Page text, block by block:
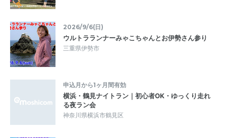
2026/9/6(日)
ウルトラランナーみゃこちゃんとお伊勢さん参り
三重県伊勢市
申込月から1ヶ月間有効
横浜・鶴見ナイトラン｜初心者OK・ゆっくり走れ
る夜ラン会
神奈川県横浜市鶴見区